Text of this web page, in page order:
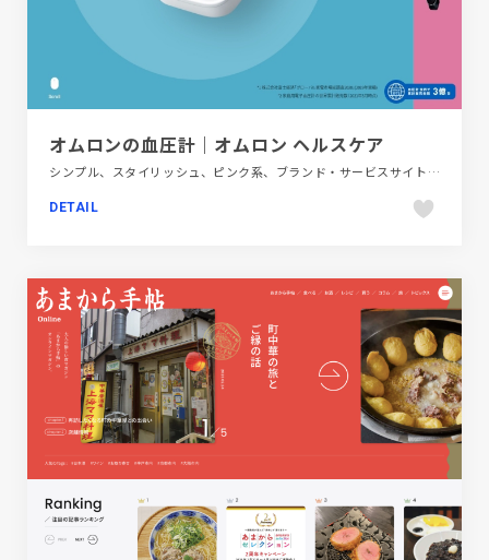
オムロンの血圧計｜オムロン ヘルスケア
シンプル、スタイリッシュ、ピンク系、ブランド・サービスサイト、ブルー系、モーション多め、医療・ヘルスケア、商品紹介、大きめ写真、飲料・食品
DETAIL